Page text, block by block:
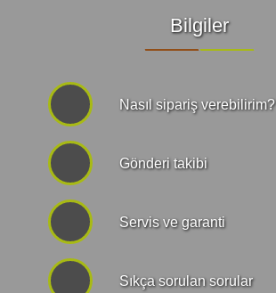
Bilgiler
Nasıl sipariş verebilirim?
Gönderi takibi
Servis ve garanti
Sıkça sorulan sorular